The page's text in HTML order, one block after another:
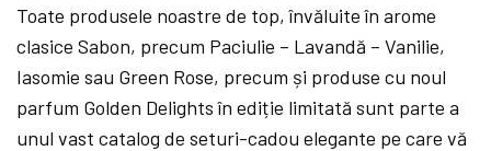
Toate produsele noastre de top, învăluite în arome
clasice Sabon, precum Paciulie – Lavandă – Vanilie,
Iasomie sau Green Rose, precum și produse cu noul
parfum Golden Delights în ediție limitată sunt parte a
unul vast catalog de seturi-cadou elegante pe care vă